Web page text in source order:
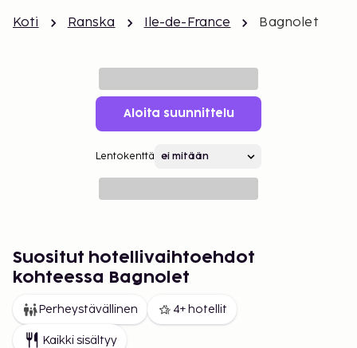
Koti Ranska Ile-de-France Bagnolet
Aloita suunnittelu
Lentokenttä
Suositut hotellivaihtoehdot
kohteessa Bagnolet
Perheystävällinen 4+ hotellit
Kaikki sisältyy